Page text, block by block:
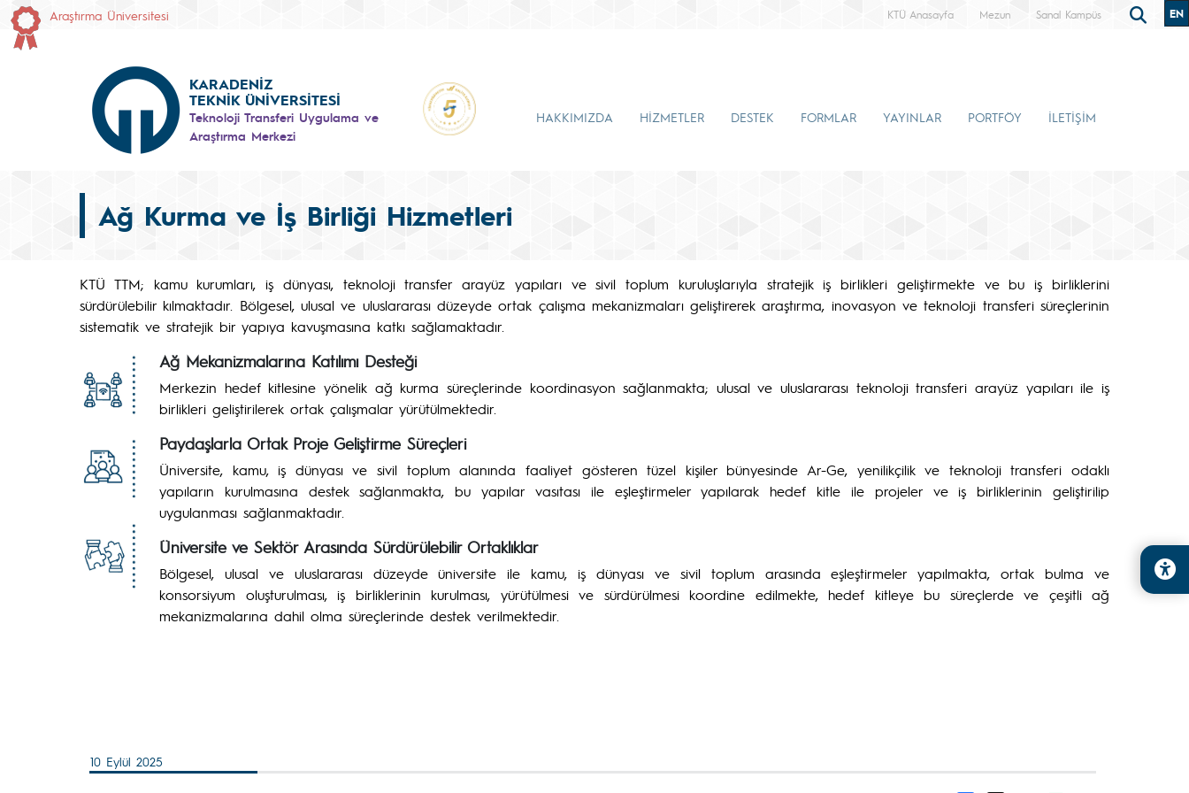
Araştırma Üniversitesi KTÜ Anasayfa Mezun Sanal Kampüs EN
KARADENİZ
TEKNİK ÜNİVERSİTESİ
Teknoloji Transferi Uygulama ve
Araştırma Merkezi
HAKKIMIZDA HİZMETLER DESTEK FORMLAR YAYINLAR PORTFÖY İLETİŞİM
Ağ Kurma ve İş Birliği Hizmetleri
KTÜ TTM; kamu kurumları, iş dünyası, teknoloji transfer arayüz yapıları ve sivil toplum kuruluşlarıyla stratejik iş birlikleri geliştirmekte ve bu iş birliklerini
sürdürülebilir kılmaktadır. Bölgesel, ulusal ve uluslararası düzeyde ortak çalışma mekanizmaları geliştirerek araştırma, inovasyon ve teknoloji transferi süreçlerinin
sistematik ve stratejik bir yapıya kavuşmasına katkı sağlamaktadır.
Ağ Mekanizmalarına Katılımı Desteği
Merkezin hedef kitlesine yönelik ağ kurma süreçlerinde koordinasyon sağlanmakta; ulusal ve uluslararası teknoloji transferi arayüz yapıları ile iş
birlikleri geliştirilerek ortak çalışmalar yürütülmektedir.
Paydaşlarla Ortak Proje Geliştirme Süreçleri
Üniversite, kamu, iş dünyası ve sivil toplum alanında faaliyet gösteren tüzel kişiler bünyesinde Ar-Ge, yenilikçilik ve teknoloji transferi odaklı
yapıların kurulmasına destek sağlanmakta, bu yapılar vasıtası ile eşleştirmeler yapılarak hedef kitle ile projeler ve iş birliklerinin geliştirilip
uygulanması sağlanmaktadır.
Üniversite ve Sektör Arasında Sürdürülebilir Ortaklıklar
Bölgesel, ulusal ve uluslararası düzeyde üniversite ile kamu, iş dünyası ve sivil toplum arasında eşleştirmeler yapılmakta, ortak bulma ve
konsorsiyum oluşturulması, iş birliklerinin kurulması, yürütülmesi ve sürdürülmesi koordine edilmekte, hedef kitleye bu süreçlerde ve çeşitli ağ
mekanizmalarına dahil olma süreçlerinde destek verilmektedir.
10 Eylül 2025